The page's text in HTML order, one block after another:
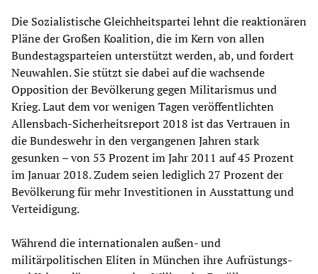
Die Sozialistische Gleichheitspartei lehnt die reaktionären
Pläne der Großen Koalition, die im Kern von allen
Bundestagsparteien unterstützt werden, ab, und fordert
Neuwahlen. Sie stützt sie dabei auf die wachsende
Opposition der Bevölkerung gegen Militarismus und
Krieg. Laut dem vor wenigen Tagen veröffentlichten
Allensbach-Sicherheitsreport 2018 ist das Vertrauen in
die Bundeswehr in den vergangenen Jahren stark
gesunken – von 53 Prozent im Jahr 2011 auf 45 Prozent
im Januar 2018. Zudem seien lediglich 27 Prozent der
Bevölkerung für mehr Investitionen in Ausstattung und
Verteidigung.
Während die internationalen außen- und
militärpolitischen Eliten in München ihre Aufrüstungs-